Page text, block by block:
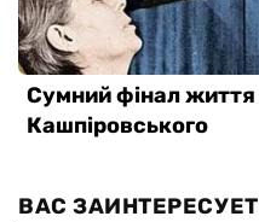
ВАС ЗАИНТЕРЕСУЕТ